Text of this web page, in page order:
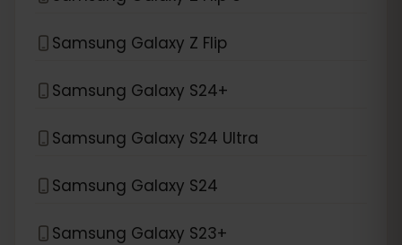
Samsung Galaxy Z Flip
Samsung Galaxy S24+
Samsung Galaxy S24 Ultra
Samsung Galaxy S24
Samsung Galaxy S23+